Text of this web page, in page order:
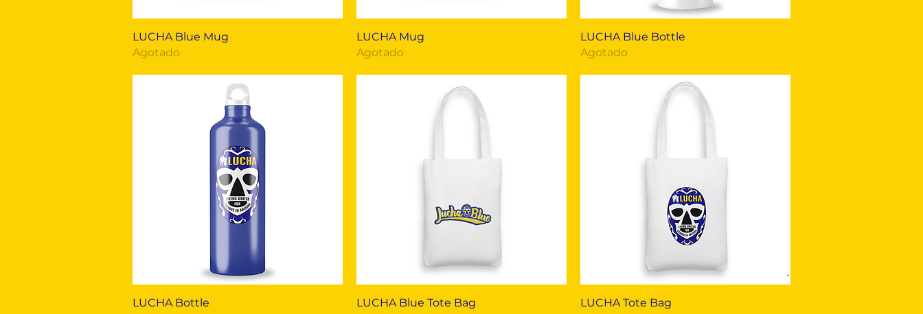
Vista rápida
LUCHA Blue Mug
Agotado
LUCHA Mug
Agotado
Vista rápida
LUCHA Blue Bottle
Agotado
LUCHA Bottle
Vista rápida
LUCHA Blue Tote Bag
Vista rápida
LUCHA Tote Bag